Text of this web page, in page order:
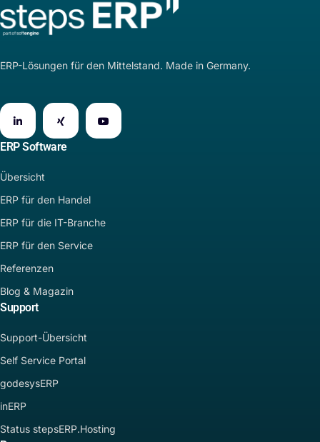
ERP-Lösungen für den Mittelstand. Made in Germany.
ERP Software
Übersicht
ERP für den Handel
ERP für die IT-Branche
ERP für den Service
Referenzen
Blog & Magazin
Support
Support-Übersicht
Self Service Portal
godesysERP
inERP
Status stepsERP.Hosting